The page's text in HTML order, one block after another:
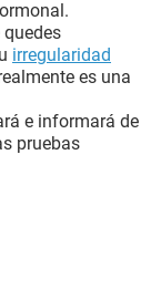
irregularidad
es una
e informará de
pruebas